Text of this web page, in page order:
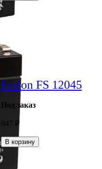
Etalon FS 12045
Под заказ
947 ₽
В корзину